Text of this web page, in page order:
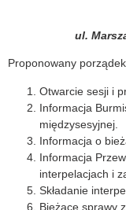
ul.
Proponowany
Otwarcie sesji i
Informacja
międzysesyjnej.
Informacja o
Informacja
interpelacjach i
Składanie
Bieżące sprawy